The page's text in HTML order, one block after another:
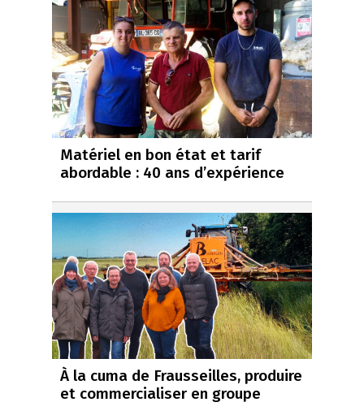
Matériel en bon état et tarif
abordable : 40 ans d’expérience
À la cuma de Frausseilles, produire
et commercialiser en groupe